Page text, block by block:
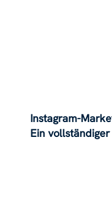
Instagram-
Ein